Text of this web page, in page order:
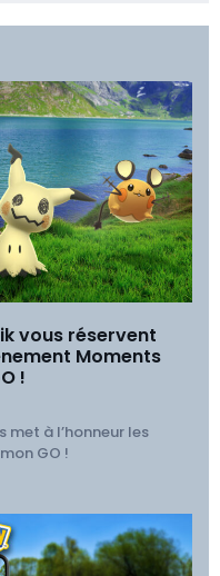
vous réservent
Moments
!
met à l’honneur les
GO !